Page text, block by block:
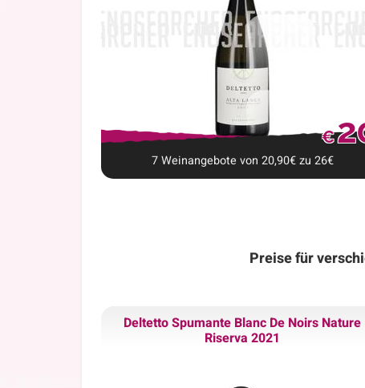
€
7 Weinangebote von 20,90€zu 26€
Preise für
Deltetto Spumante Blanc De Noirs Nature
Riserva 2021